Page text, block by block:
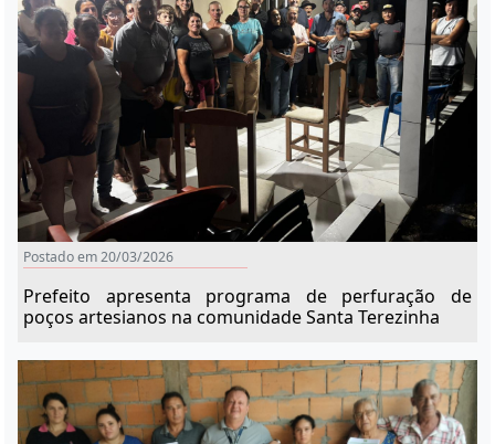
Postado em 20/03/2026
Prefeito apresenta programa de perfuração de
poços artesianos na comunidade Santa Terezinha